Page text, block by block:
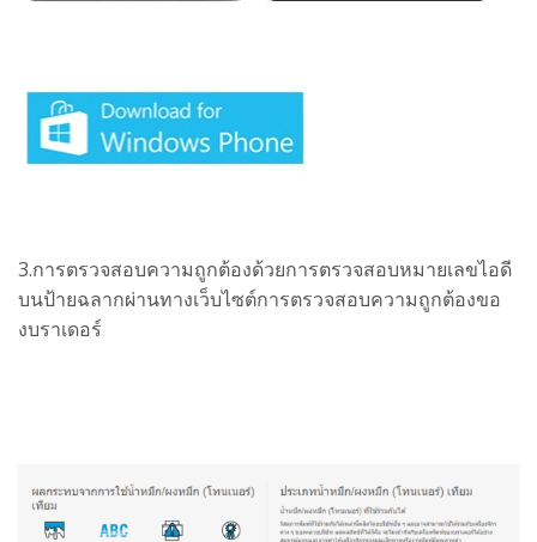
3.การตรวจสอบความถูกต้องด้วยการตรวจสอบหมายเลขไอดี
บนป้ายฉลากผ่านทางเว็บไซต์การตรวจสอบความถูกต้องขอ
งบราเดอร์